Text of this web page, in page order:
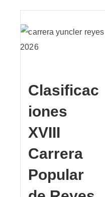
Clasificac
iones
XVIII
Carrera
Popular